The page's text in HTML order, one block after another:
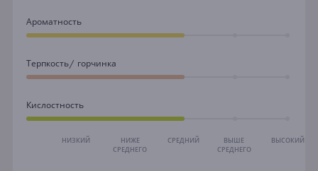
Ароматность
Терпкость/ горчинка
Кислостность
НИЗКИЙ
НИЖЕ
СРЕДНЕГО
СРЕДНИЙ
ВЫШЕ
СРЕДНЕГО
ВЫСОКИЙ